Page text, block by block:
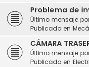
Problema de
Último mensaje
Publicado en
CÁMARA
Último mensaje
Publicado en